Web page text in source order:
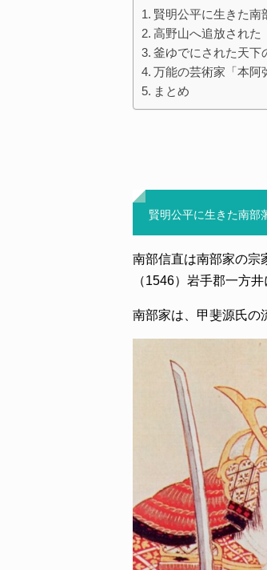
賢明公平に生きた南
高野山へ追放された
釜ゆでにされた天下
万能の芸術家「本阿
まとめ
賢明公平に生きた南部
南部信直は南部家の宗
（1546）岩手郡一方井
南部家は、甲斐源氏の